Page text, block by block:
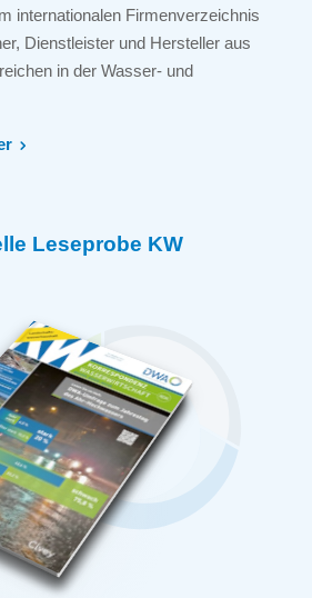
internationalen Firmenverzeichnis
Dienstleister und Hersteller aus
in der Wasser- und
Leseprobe KW